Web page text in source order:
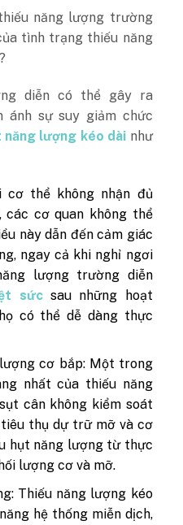
năng lượng trường
tình trạng thiếu năng
diễn có thể gây ra
ánh sự suy giảm chức
năng lượng kéo dài như
cơ thể không nhận đủ
các cơ quan không thể
này dẫn đến cảm giác
ngay cả khi nghỉ ngơi
lượng trường diễn
sứcsau những hoạt
có thể dễ dàng thực
cơ bắp: Một trong
nhất của thiếu năng
cân không kiểm soát
thụ dự trữ mỡ và cơ
hụt năng lượng từ thực
lượng cơ và mỡ.
Thiếu năng lượng kéo
hệ thống miễn dịch,